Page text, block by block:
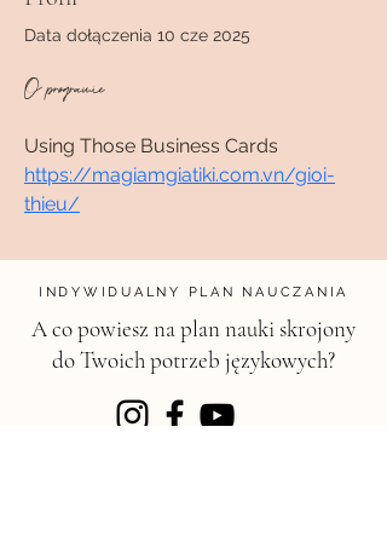
Data dołączenia 10 cze 2025
O programie
Using Those Business Cards
https://magiamgiatiki.com.vn/gioi-
thieu/
INDYWIDUALNY PLAN NAUCZANIA
A co powiesz na plan nauki skrojony
do Twoich potrzeb językowych?